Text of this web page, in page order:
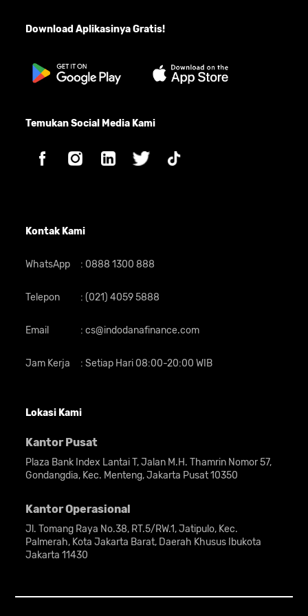
Download Aplikasinya Gratis!
Temukan Social Media Kami
Kontak Kami
WhatsApp : 0888 1300 888
Telepon : (021) 4059 5888
Email : cs@indodanafinance.com
Jam Kerja : Setiap Hari 08:00-20:00 WIB
Lokasi Kami
Kantor Pusat
Plaza Bank Index Lantai T, Jalan M.H. Thamrin Nomor 57,
Gondangdia, Kec. Menteng, Jakarta Pusat 10350
Kantor Operasional
Jl. Tomang Raya No.38, RT.5/RW.1, Jatipulo, Kec.
Palmerah, Kota Jakarta Barat, Daerah Khusus Ibukota
Jakarta 11430